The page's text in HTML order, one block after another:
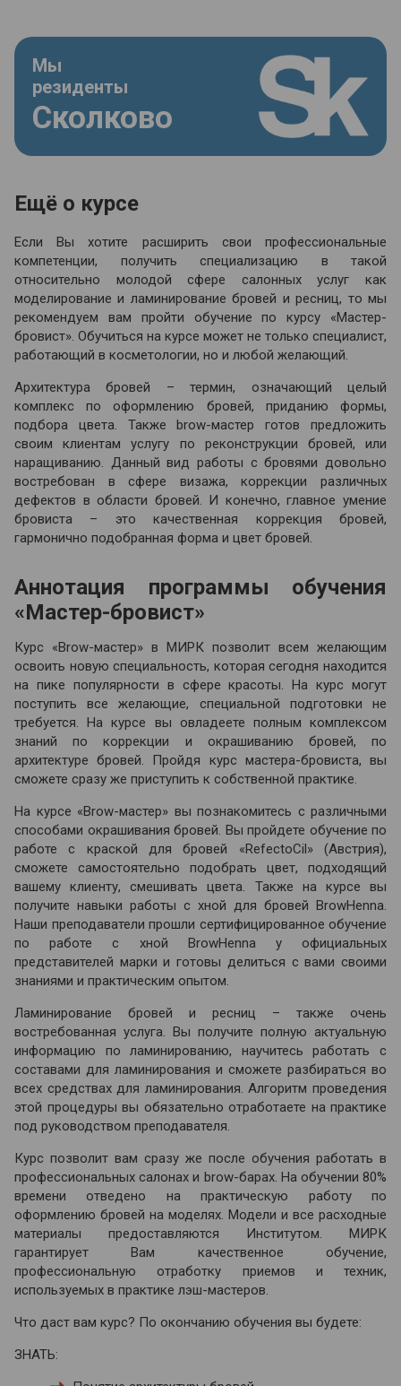
Мы
резиденты
Сколково
Ещё о курсе
Если Вы хотите расширить свои профессиональные
компетенции, получить специализацию в такой
относительно молодой сфере салонных услуг как
моделирование и ламинирование бровей и ресниц, то мы
рекомендуем вам пройти обучение по курсу «Мастер-
бровист». Обучиться на курсе может не только специалист,
работающий в косметологии, но и любой желающий.
Архитектура бровей – термин, означающий целый
комплекс по оформлению бровей, приданию формы,
подбора цвета. Также brow-мастер готов предложить
своим клиентам услугу по реконструкции бровей, или
наращиванию. Данный вид работы с бровями довольно
востребован в сфере визажа, коррекции различных
дефектов в области бровей. И конечно, главное умение
бровиста – это качественная коррекция бровей,
гармонично подобранная форма и цвет бровей.
Аннотация программы обучения
«Мастер-бровист»
Курс «Brow-мастер» в МИРК позволит всем желающим
освоить новую специальность, которая сегодня находится
на пике популярности в сфере красоты. На курс могут
поступить все желающие, специальной подготовки не
требуется. На курсе вы овладеете полным комплексом
знаний по коррекции и окрашиванию бровей, по
архитектуре бровей. Пройдя курс мастера-бровиста, вы
сможете сразу же приступить к собственной практике.
На курсе «Brow-мастер» вы познакомитесь с различными
способами окрашивания бровей. Вы пройдете обучение по
работе с краской для бровей «RefectoCil» (Австрия),
сможете самостоятельно подобрать цвет, подходящий
вашему клиенту, смешивать цвета. Также на курсе вы
получите навыки работы с хной для бровей BrowHenna.
Наши преподаватели прошли сертифицированное обучение
по работе с хной BrowHenna у официальных
представителей марки и готовы делиться с вами своими
знаниями и практическим опытом.
Ламинирование бровей и ресниц – также очень
востребованная услуга. Вы получите полную актуальную
информацию по ламинированию, научитесь работать с
составами для ламинирования и сможете разбираться во
всех средствах для ламинирования. Алгоритм проведения
этой процедуры вы обязательно отработаете на практике
под руководством преподавателя.
Курс позволит вам сразу же после обучения работать в
профессиональных салонах и brow-барах. На обучении 80%
времени отведено на практическую работу по
оформлению бровей на моделях. Модели и все расходные
материалы предоставляются Институтом. МИРК
гарантирует Вам качественное обучение,
профессиональную отработку приемов и техник,
используемых в практике лэш-мастеров.
Что даст вам курс? По окончанию обучения вы будете:
ЗНАТЬ: